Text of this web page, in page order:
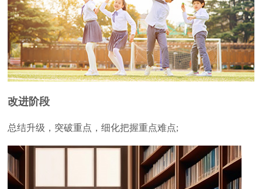
改进阶段
总结升级，突破重点，细化把握重点难点;